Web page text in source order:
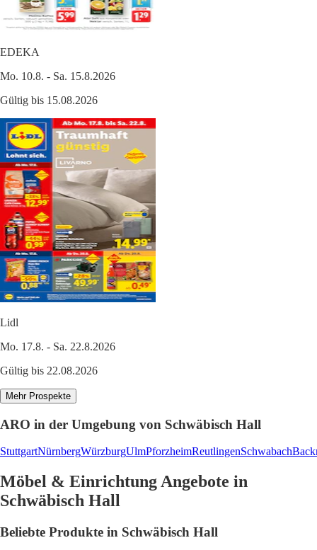
EDEKA
Mo. 10.8. - Sa. 15.8.2026
Gültig bis 15.08.2026
Lidl
Mo. 17.8. - Sa. 22.8.2026
Gültig bis 22.08.2026
Mehr Prospekte
ARO in der Umgebung von Schwäbisch Hall
StuttgartNürnbergWürzburgUlmPforzheimReutlingenSchwabach
Möbel & Einrichtung Angebote in
Schwäbisch Hall
Beliebte Produkte in Schwäbisch Hall